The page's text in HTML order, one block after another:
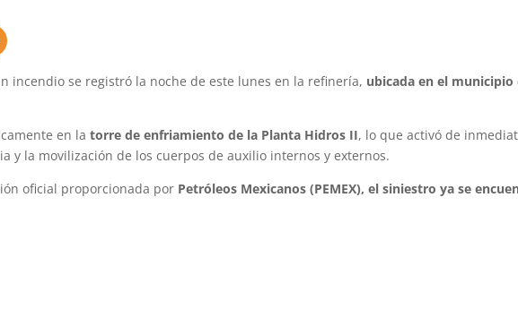
incendio se registró la noche de este lunes en la refinería, ubicada en el municipio
en latorre de enfriamiento de la Planta Hidros II, lo que activó de
y la movilización de los cuerpos de auxilio internos y externos.
oficial proporcionada por Petróleos Mexicanos (PEMEX), el siniestro ya se